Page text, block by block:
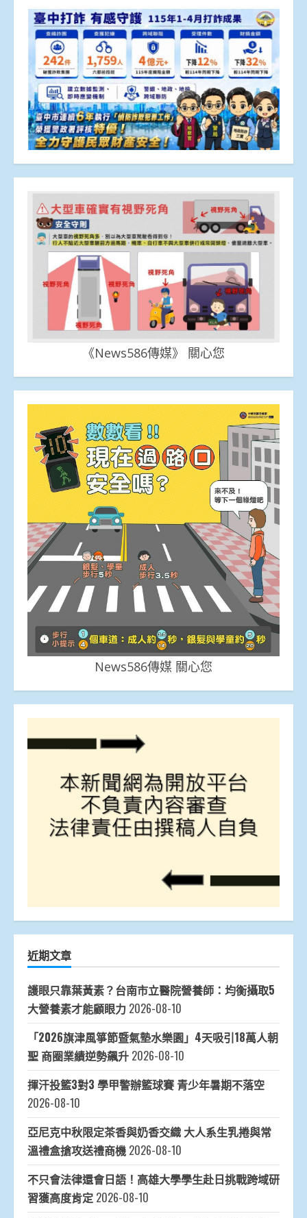
《News586傳媒》 關心您
News586傳媒 關心您
近期文章
護眼只靠葉黃素？台南市立醫院營養師：均衡攝取5
大營養素才能顧眼力 2026-08-10
「2026旗津風箏節暨氣墊水樂園」4天吸引18萬人朝
聖 商圈業績逆勢飆升 2026-08-10
揮汗投籃3對3 學甲警辦籃球賽 青少年暑期不落空
2026-08-10
亞尼克中秋限定茶香與奶香交織 大人系生乳捲與常
溫禮盒搶攻送禮商機 2026-08-10
不只會法律還會日語！高雄大學學生赴日挑戰跨域研
習獲高度肯定 2026-08-10